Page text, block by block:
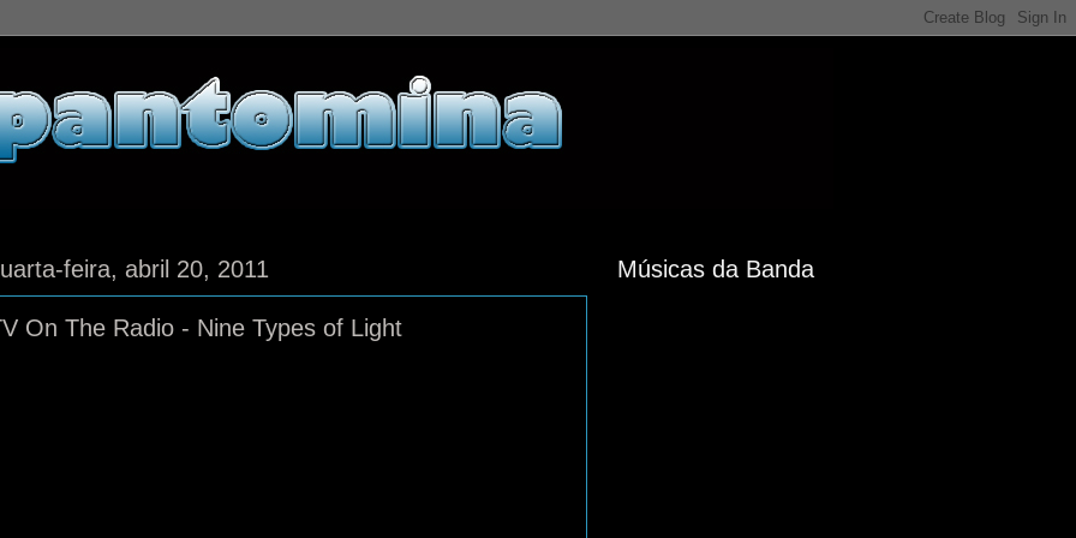
feira, abril 20, 2011
On The Radio - Nine Types of Light
Músicas da Banda